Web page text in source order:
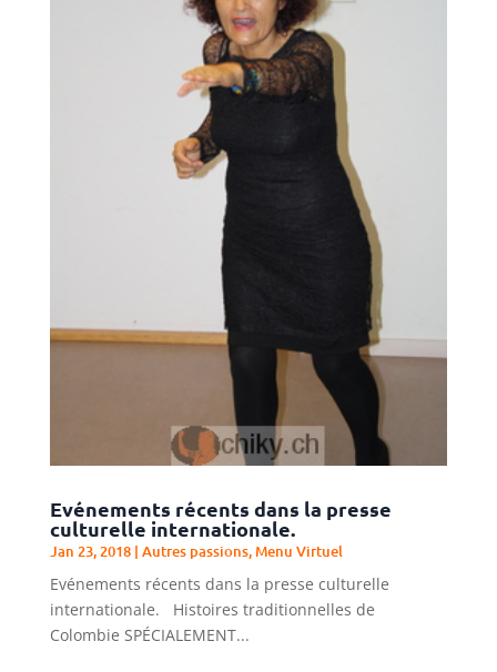
Evénements récents dans la presse
culturelle internationale.
Jan 23, 2018| Autres passions,Menu Virtuel
Evénements récents dans la presse culturelle
internationale. Histoires traditionnelles de
Colombie SPÉCIALEMENT...